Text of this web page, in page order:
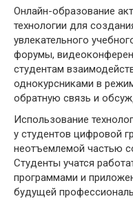
Онлайн-образование
технологии для
увлекательного
форумы,
студентам
однокурсниками в
обратную связь и
Использование
у студентов цифровой
неотъемлемой частью
Студенты учатся
программами и
будущей